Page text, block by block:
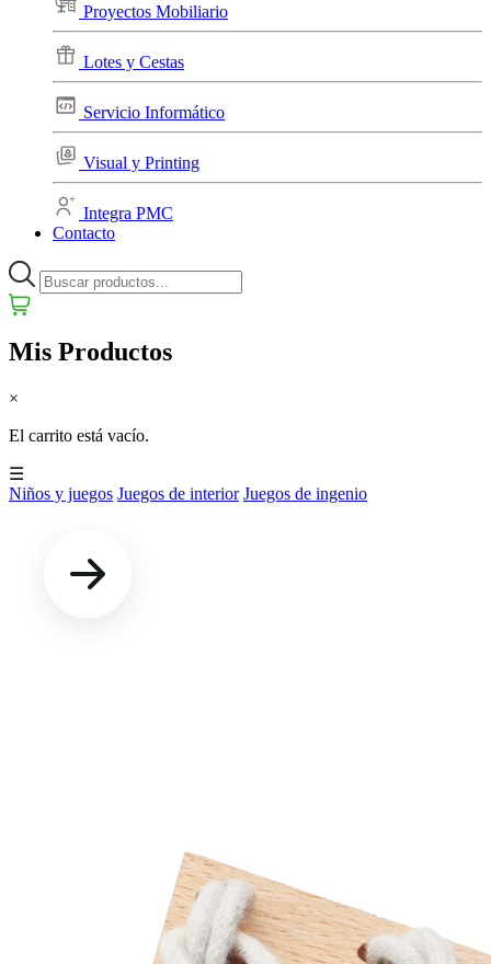
Proyectos Mobiliario
Lotes y Cestas
Servicio Informático
Visual y Printing
Integra PMC
Contacto
Mis Productos
×
El carrito está vacío.
☰
Niños y juegos Juegos de interior Juegos de ingenio